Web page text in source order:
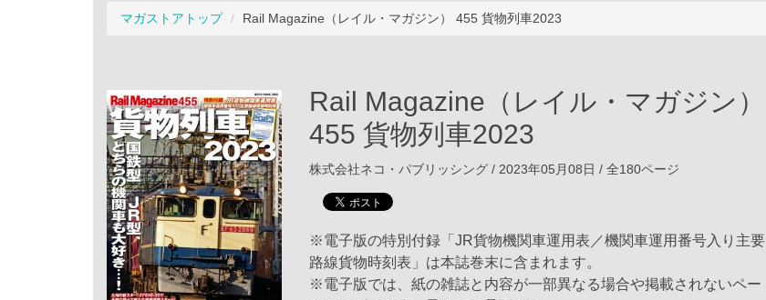
マガストアトップ Rail Magazine（レイル・マガジン） 455 貨物列車2023
Rail Magazine（レイル・マガジン）
455 貨物列車2023
株式会社ネコ・パブリッシング / 2023年05月08日 / 全180ページ
※電子版の特別付録「JR貨物機関車運用表／機関車運用番号入り主要
路線貨物時刻表」は本誌巻末に含まれます。
※電子版では、紙の雑誌と内容が一部異なる場合や掲載されないペー